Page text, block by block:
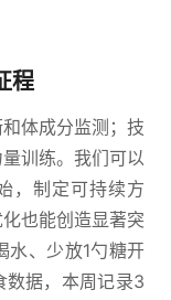
程
体成分监测；技
训练。我们可以
，制定可持续方
也能创造显著突
水、少放1勺糖开
数据，本周记录3